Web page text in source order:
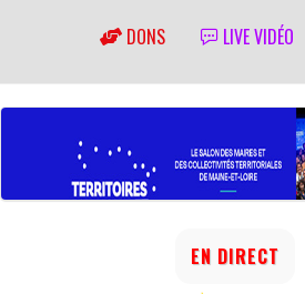
DONS LIVE VIDÉO
EN DIRECT